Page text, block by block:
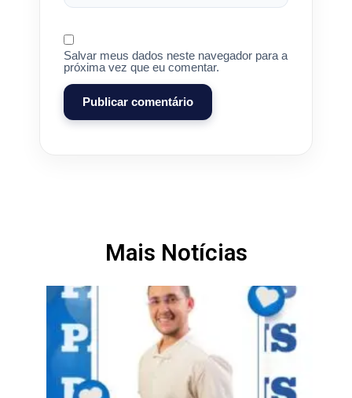
Salvar meus dados neste navegador para a
próxima vez que eu comentar.
Mais Notícias